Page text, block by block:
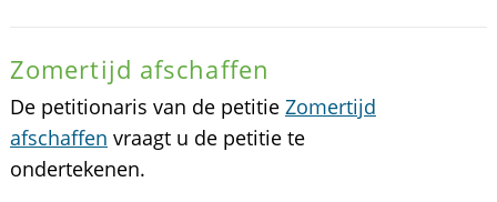
Zomertijd afschaffen
De petitionaris van de petitie Zomertijd
afschaffen vraagt u de petitie te
ondertekenen.